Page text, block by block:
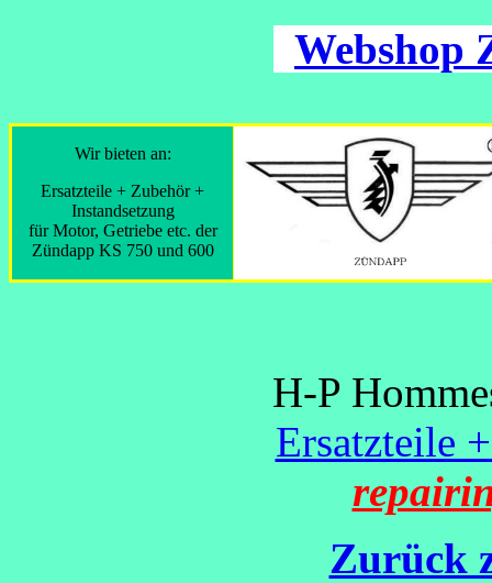
Webshop
Wir bieten an:
Ersatzteile + Zubehör +
Instandsetzung
für Motor, Getriebe etc. der
Zündapp KS 750 und 600
H-P
Ersatzteile
Zurück